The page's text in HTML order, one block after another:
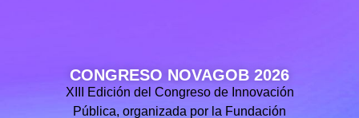
CONGRESO NOVAGOB 2026
XIII Edición del Congreso de Innovación
Pública, organizada por la Fundación